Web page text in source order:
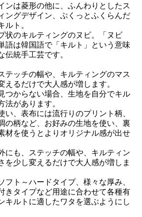
ンは菱形の他に、ふんわりとしたス
ングデザイン、ぷくっとふくらんだ
ト。
状のキルティングのヌビ。「ヌビ
語は韓国語で「キルト」という意味
伝統手工芸です。
テッチの幅や、キルティングのマス
えるだけで大人感が増します。
つからない場合、生地を自分でキル
法があります。
い、表布には流行りのプリント柄、
の柄など、お好みの生地を使い、裏
材を使うとよりオリジナル感が出せ
にも、ステッチの幅や、キルティン
を少し変えるだけで大人感が増しま
フト～ハードタイプ、様々な厚み、
きタイプなど用途に合わせて各種有
キルトに適したワタを選ぶようにし